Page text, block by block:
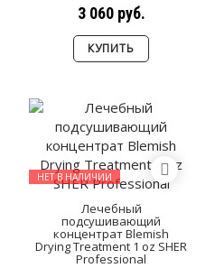
3 060 руб.
КУПИТЬ
НЕТ В НАЛИЧИИ
Лечебный
подсушивающий
концентрат Blemish
Drying Treatment 1 oz SHER
Professional